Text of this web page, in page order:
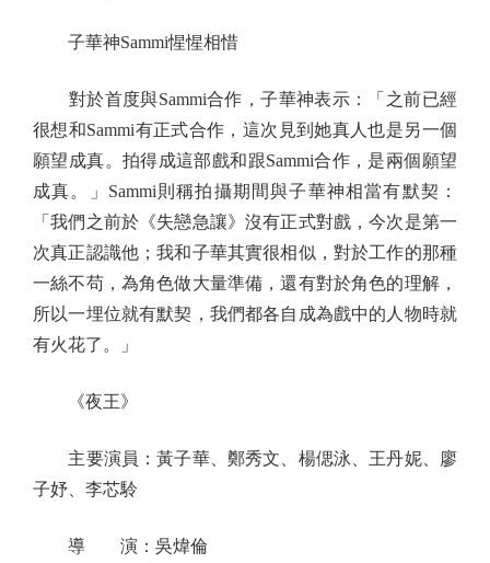
子華神Sammi惺惺相惜
對於首度與Sammi合作，子華神表示：「之前已經
很想和Sammi有正式合作，這次見到她真人也是另一個
願望成真。拍得成這部戲和跟Sammi合作，是兩個願望
成真。」Sammi則稱拍攝期間與子華神相當有默契：
「我們之前於《失戀急讓》沒有正式對戲，今次是第一
次真正認識他；我和子華其實很相似，對於工作的那種
一絲不苟，為角色做大量準備，還有對於角色的理解，
所以一埋位就有默契，我們都各自成為戲中的人物時就
有火花了。」
《夜王》
主要演員：黃子華、鄭秀文、楊偲泳、王丹妮、廖
子妤、李芯駖
導 演：吳煒倫